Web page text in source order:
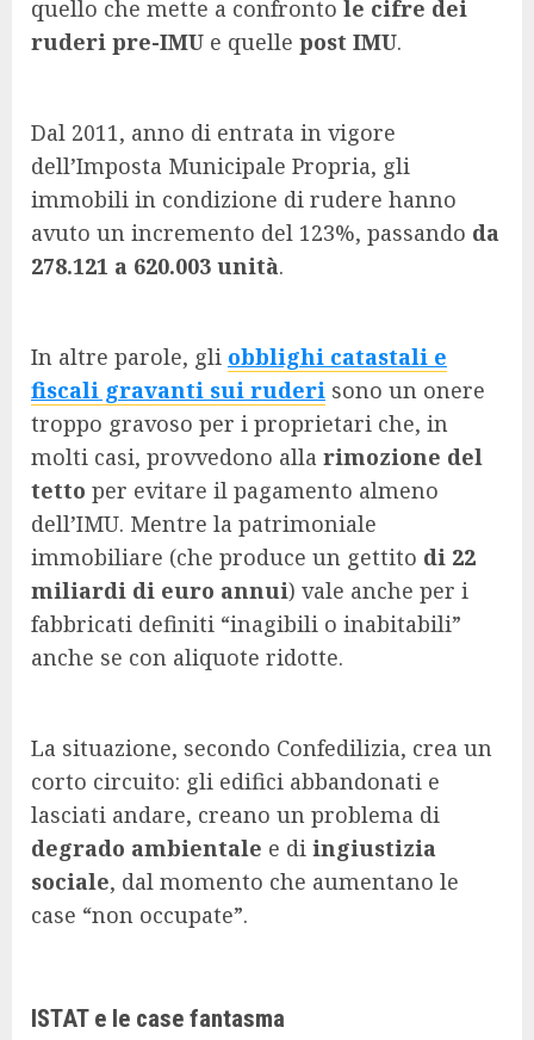
quello che mette a confronto le cifre dei
ruderi pre-IMU e quelle post IMU.
Dal 2011, anno di entrata in vigore
dell’Imposta Municipale Propria, gli
immobili in condizione di rudere hanno
avuto un incremento del 123%, passando da
278.121 a 620.003 unità.
In altre parole, gli obblighi catastali e
fiscali gravanti sui ruderi sono un onere
troppo gravoso per i proprietari che, in
molti casi, provvedono alla rimozione del
tetto per evitare il pagamento almeno
dell’IMU. Mentre la patrimoniale
immobiliare (che produce un gettito di 22
miliardi di euro annui) vale anche per i
fabbricati definiti “inagibili o inabitabili”
anche se con aliquote ridotte.
La situazione, secondo Confedilizia, crea un
corto circuito: gli edifici abbandonati e
lasciati andare, creano un problema di
degrado ambientale e di ingiustizia
sociale, dal momento che aumentano le
case “non occupate”.
ISTAT e le case fantasma